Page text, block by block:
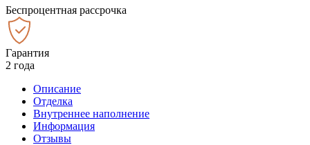
Беспроцентная рассрочка
Гарантия
2 года
Описание
Отделка
Внутреннее наполнение
Информация
Отзывы